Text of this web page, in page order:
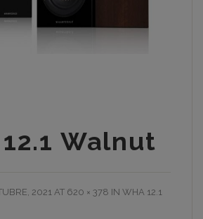
Walnut
2021AT 620 × 378 IN WHA 12.1